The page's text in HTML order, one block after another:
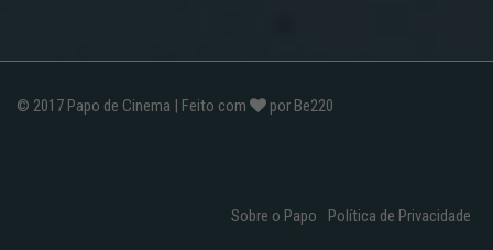
© 2017 Papo de Cinema | Feito com por Be220
Sobre o Papo Política de Privacidade